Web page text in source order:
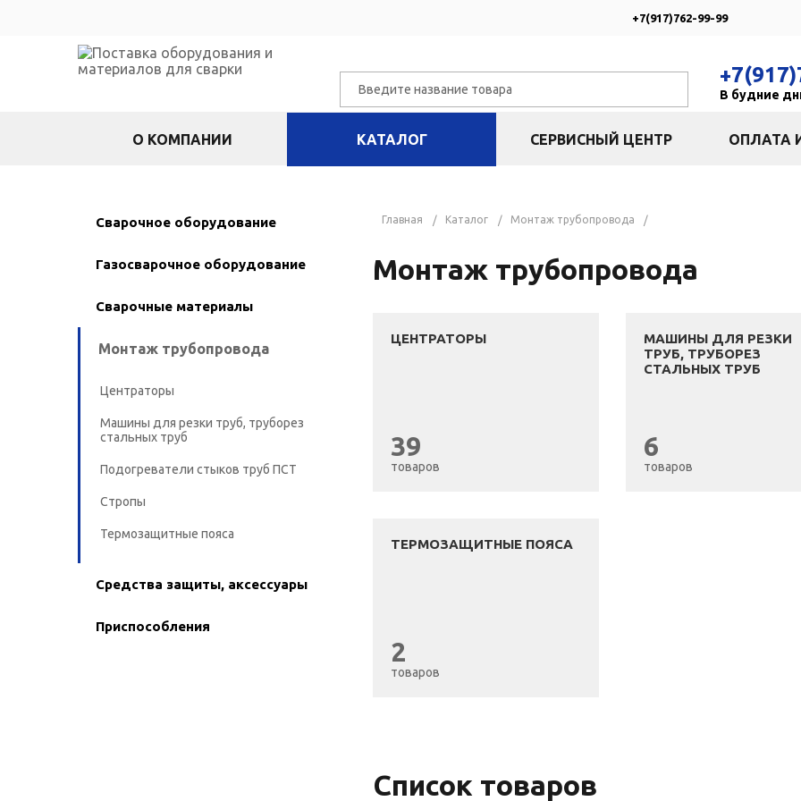
+7(917)762-99-99
В будние
О КОМПАНИИ КАТАЛОГ СЕРВИСНЫЙ ЦЕНТР ОПЛАТА
Сварочное оборудование
Газосварочное оборудование
Сварочные материалы
Монтаж трубопровода
Центраторы
Машины для резки труб, труборез
стальных труб
Подогреватели стыков труб ПСТ
Стропы
Термозащитные пояса
Средства защиты, аксессуары
Приспособления
Главная Каталог Монтаж трубопровода
Монтаж трубопровода
ЦЕНТРАТОРЫ
39
товаров
МАШИНЫ ДЛЯ РЕЗКИ
ТРУБ, ТРУБОРЕЗ
СТАЛЬНЫХ ТРУБ
6
товаров
ТЕРМОЗАЩИТНЫЕ ПОЯСА
2
товаров
Список товаров